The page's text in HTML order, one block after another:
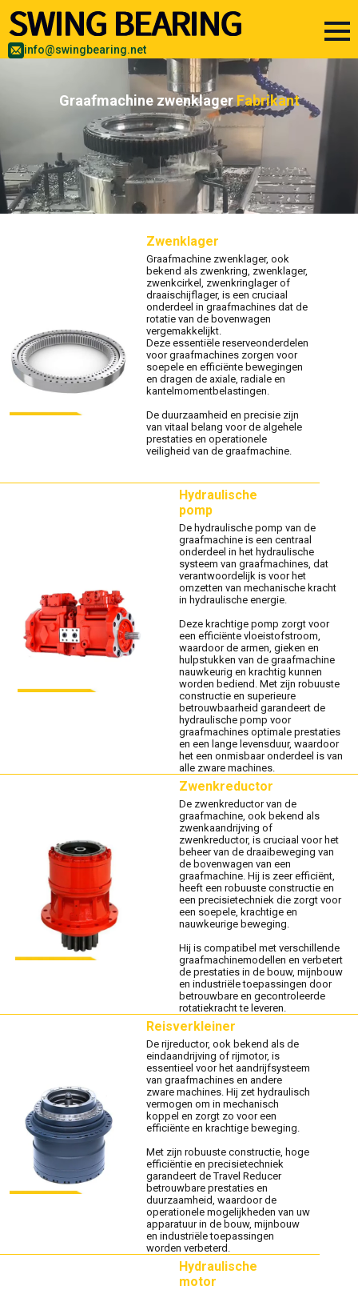
info@swingbearing.net
Graafmachine zwenklagerFabrikant
Zwenklager
Graafmachine zwenklager, ook
bekend als zwenkring, zwenklager,
zwenkcirkel, zwenkringlager of
draaischijflager, is een cruciaal
onderdeel in graafmachines dat de
rotatie van de bovenwagen
vergemakkelijkt.
Deze essentiële reserveonderdelen
voor graafmachines zorgen voor
soepele en efficiënte bewegingen
en dragen de axiale, radiale en
kantelmomentbelastingen.
De duurzaamheid en precisie zijn
van vitaal belang voor de algehele
prestaties en operationele
veiligheid van de graafmachine.
Hydraulische
pomp
De hydraulische pomp van de
graafmachine is een centraal
onderdeel in het hydraulische
systeem van graafmachines, dat
verantwoordelijk is voor het
omzetten van mechanische kracht
in hydraulische energie.
Deze krachtige pomp zorgt voor
een efficiënte vloeistofstroom,
waardoor de armen, gieken en
hulpstukken van de graafmachine
nauwkeurig en krachtig kunnen
worden bediend. Met zijn robuuste
constructie en superieure
betrouwbaarheid garandeert de
hydraulische pomp voor
graafmachines optimale prestaties
en een lange levensduur, waardoor
het een onmisbaar onderdeel is van
alle zware machines.
Zwenkreductor
De zwenkreductor van de
graafmachine, ook bekend als
zwenkaandrijving of
zwenkreductor, is cruciaal voor het
beheer van de draaibeweging van
de bovenwagen van een
graafmachine. Hij is zeer efficiënt,
heeft een robuuste constructie en
een precisietechniek die zorgt voor
een soepele, krachtige en
nauwkeurige beweging.
Hij is compatibel met verschillende
graafmachinemodellen en verbetert
de prestaties in de bouw, mijnbouw
en industriële toepassingen door
betrouwbare en gecontroleerde
rotatiekracht te leveren.
Reisverkleiner
De rijreductor, ook bekend als de
eindaandrijving of rijmotor, is
essentieel voor het aandrijfsysteem
van graafmachines en andere
zware machines. Hij zet hydraulisch
vermogen om in mechanisch
koppel en zorgt zo voor een
efficiënte en krachtige beweging.
Met zijn robuuste constructie, hoge
efficiëntie en precisietechniek
garandeert de Travel Reducer
betrouwbare prestaties en
duurzaamheid, waardoor de
operationele mogelijkheden van uw
apparatuur in de bouw, mijnbouw
en industriële toepassingen
worden verbeterd.
Hydraulische
motor